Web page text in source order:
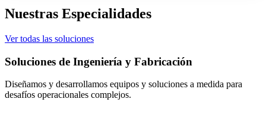
Nuestras Especialidades
Ver todas las soluciones
Soluciones de Ingeniería y Fabricación
Diseñamos y desarrollamos equipos y soluciones a medida para
desafíos operacionales complejos.